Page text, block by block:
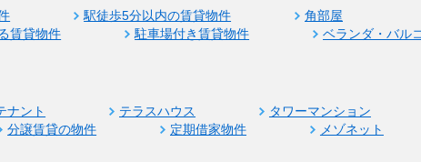
駅徒歩5分以内の賃貸物件
角部屋
賃貸物件
駐車場付き賃貸物件
ベランダ・バル
ナント テラスハウス タワーマンション
分譲賃貸の物件 定期借家物件 メゾネット